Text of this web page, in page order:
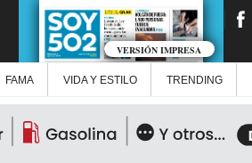
VERSIÓN IMPRESA
FAMA VIDA Y ESTILO TRENDING